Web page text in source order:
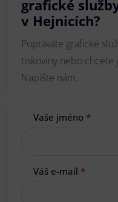
grafické
v Hejnicích?
Poptáváte grafické
tiskoviny nebo chcete
Napište nám.
Vaše jméno *
Váš e-mail *